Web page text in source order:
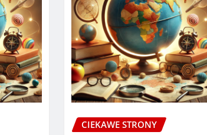
CIEKAWE STRONY